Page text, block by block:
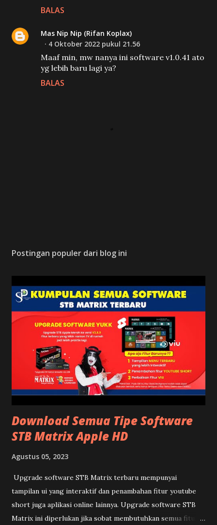
BALAS
Mas Nip Nip (Rifan Koplax)
4 Oktober 2022 pukul 21.56
Maaf min, mw nanya ini software v1.0.41 ato
yg lebih baru lagi ya?
BALAS
s
g
K
o
m
Postingan populer dari blog ini
Download Semua Tipe Software
STB Matrix Apple HD
Agustus 05, 2023
Upgrade software STB Matrix terbaru mempunyai
tampilan ui yang interaktif dan penambahan fitur youtube
short juga aplikasi online lainnya. Upgrade software STB
Matrix ini diperlukan jika sobat membutuhkan semua fitur